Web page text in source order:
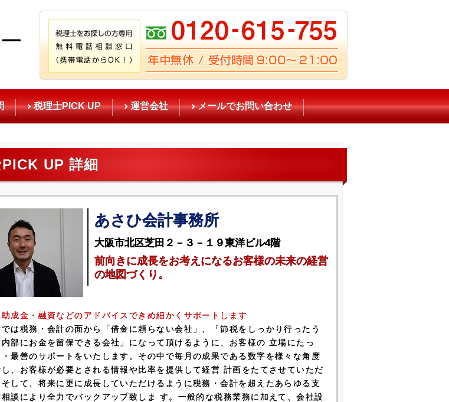
税理士PICK UP 運営会社 メールでお問い合わせ
UP 詳細
あさひ会計事務所
大阪市北区芝田２－３－１９東洋ビル4階
前向きに成長をお考えになるお客様の未来の経営
の地図づくり。
成金・融資などのアドバイスできめ細かくサポートします
は税務・会計の面から「借金に頼らない会社」、「節税をしっかり行ったう
内部にお金を留保できる会社」になって頂けるように、お客様の 立場にたっ
最善のサポートをいたします。その中で毎月の成果である数字を様々な角度
、お客様が必要とされる情報や比率を提供して経営 計画をたてさせていただ
そして、将来に更に成長していただけるように税務・会計を超えたあらゆる支
談により全力でバックアップ致しま す。一般的な税務業務に加えて、会社設